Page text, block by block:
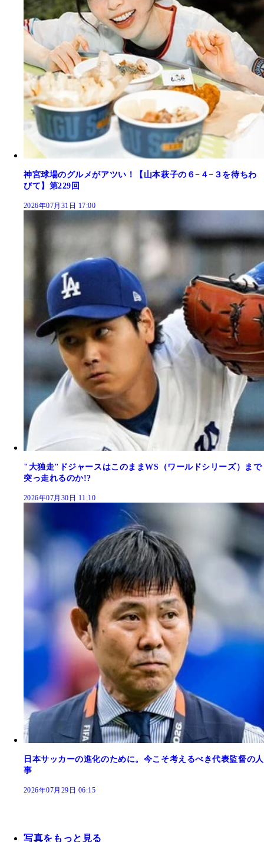
神宮球場のグルメがアツい！【山本萩子の６−４−３を待ちわ
びて】第229回
2026年07月31日 17:00
"大独走"ドジャースはこのままWS（ワールドシリーズ）まで
突っ走れるのか!?
2026年07月30日 11:10
日本サッカーの進化のために。今こそ考えるべき代表監督の人
事
2026年07月29日 06:15
写真をもっと見る